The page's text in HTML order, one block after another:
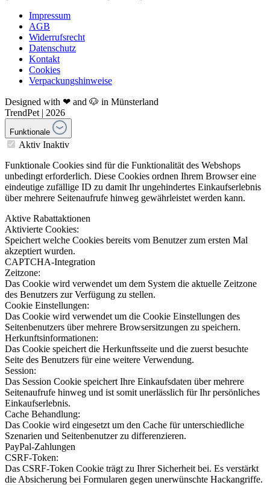
Impressum
AGB
Widerrufsrecht
Datenschutz
Kontakt
Cookies
Verpackungshinweise
Designed with ❤ and 🐶 in Münsterland
TrendPet | 2026
Funktionale
Aktiv Inaktiv
Funktionale Cookies sind für die Funktionalität des Webshops
unbedingt erforderlich. Diese Cookies ordnen Ihrem Browser eine
eindeutige zufällige ID zu damit Ihr ungehindertes Einkaufserlebnis
über mehrere Seitenaufrufe hinweg gewährleistet werden kann.
Aktive Rabattaktionen
Aktivierte Cookies:
Speichert welche Cookies bereits vom Benutzer zum ersten Mal
akzeptiert wurden.
CAPTCHA-Integration
Zeitzone:
Das Cookie wird verwendet um dem System die aktuelle Zeitzone
des Benutzers zur Verfügung zu stellen.
Cookie Einstellungen:
Das Cookie wird verwendet um die Cookie Einstellungen des
Seitenbenutzers über mehrere Browsersitzungen zu speichern.
Herkunftsinformationen:
Das Cookie speichert die Herkunftsseite und die zuerst besuchte
Seite des Benutzers für eine weitere Verwendung.
Session:
Das Session Cookie speichert Ihre Einkaufsdaten über mehrere
Seitenaufrufe hinweg und ist somit unerlässlich für Ihr persönliches
Einkaufserlebnis.
Cache Behandlung:
Das Cookie wird eingesetzt um den Cache für unterschiedliche
Szenarien und Seitenbenutzer zu differenzieren.
PayPal-Zahlungen
CSRF-Token:
Das CSRF-Token Cookie trägt zu Ihrer Sicherheit bei. Es verstärkt
die Absicherung bei Formularen gegen unerwünschte Hackangriffe.